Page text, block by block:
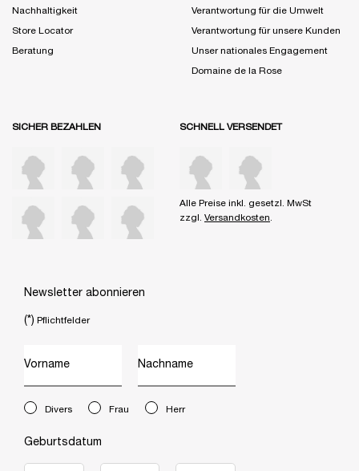
Nachhaltigkeit
Store Locator
Beratung
Verantwortung für die Umwelt
Verantwortung für unsere Kunden
Unser nationales Engagement
Domaine de la Rose
SICHER BEZAHLEN SCHNELL VERSENDET
Alle Preise inkl. gesetzl. MwSt
zzgl. Versandkosten.
Newsletter abonnieren
(*) Pflichtfelder
Vorname Nachname
newslettersignup.title.legend
Divers Frau Herr
Geburtsdatum